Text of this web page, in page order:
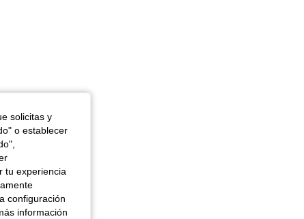
solicitas y
o establecer
tu experiencia
configuración
información